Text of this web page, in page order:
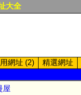
大全
網址 (2) 精選網址
屋